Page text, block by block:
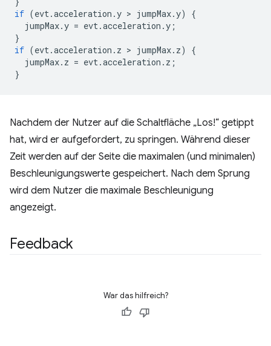
if (evt.acceleration .y > jumpMax.y)
{
jumpMax.y = evt.acceleration .y ;
}
if (evt.acceleration . z > jumpMax. z)
{
jumpMax. z = evt.acceleration . z ;
}
Nachdem der Nutzer auf die Schaltfläche „Los!“ getippt
hat, wird er aufgefordert, zu springen. Während dieser
Zeit werden auf der Seite die maximalen (und minimalen)
Beschleunigungswerte gespeichert. Nach dem Sprung
wird dem Nutzer die maximale Beschleunigung
angezeigt.
Feedback
War das hilfreich?